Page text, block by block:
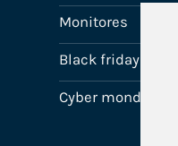
Monitores
Black friday
Cyber monday